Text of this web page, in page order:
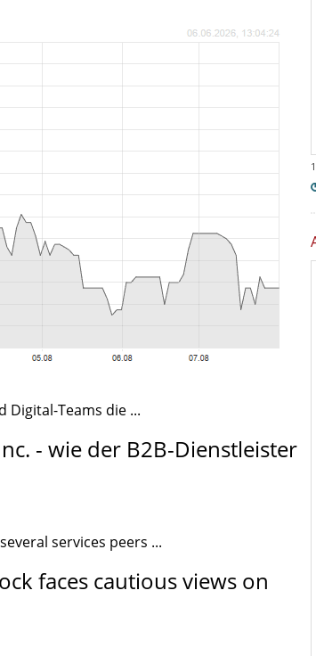
Digital-Teams die ...
- wie der B2B-Dienstleister
services peers ...
faces cautious views on